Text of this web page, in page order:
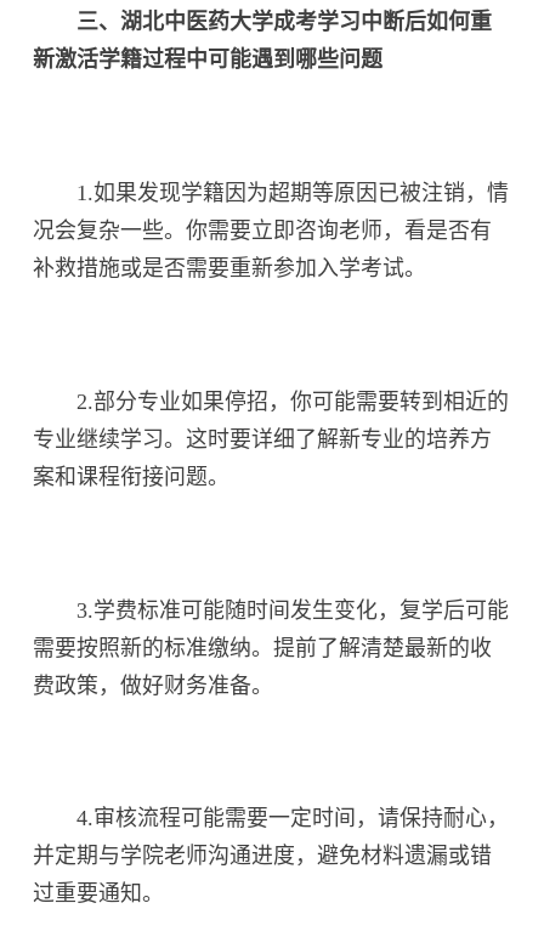
三、湖北中医药大学成考学习中断后如何重
新激活学籍过程中可能遇到哪些问题
1.如果发现学籍因为超期等原因已被注销，情
况会复杂一些。你需要立即咨询老师，看是否有
补救措施或是否需要重新参加入学考试。
2.部分专业如果停招，你可能需要转到相近的
专业继续学习。这时要详细了解新专业的培养方
案和课程衔接问题。
3.学费标准可能随时间发生变化，复学后可能
需要按照新的标准缴纳。提前了解清楚最新的收
费政策，做好财务准备。
4.审核流程可能需要一定时间，请保持耐心，
并定期与学院老师沟通进度，避免材料遗漏或错
过重要通知。